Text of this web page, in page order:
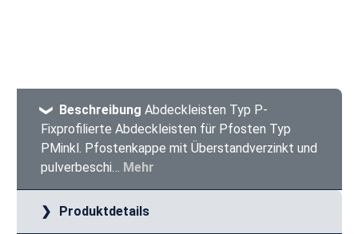
Beschreibung Abdeckleisten Typ P-
Fixprofilierte Abdeckleisten für Pfosten Typ
PMinkl. Pfostenkappe mit Überstandverzinkt und
pulverbeschi… Mehr
Produktdetails